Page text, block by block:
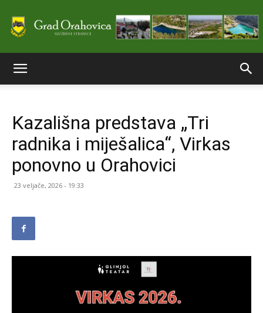
stranice
Grada
Kazališna predstava „Tri
radnika i miješalica“, Virkas
ponovno u Orahovici
23 veljače, 2026 - 19:33